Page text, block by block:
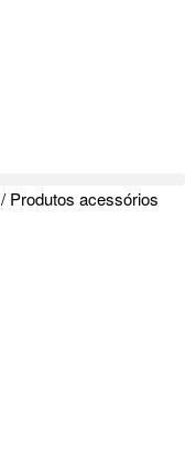
/ Produtos acessórios